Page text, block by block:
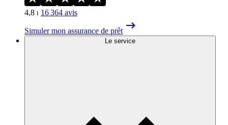
4,8 ⏐ 16 364 avis
Simuler mon assurance de prêt
Le service